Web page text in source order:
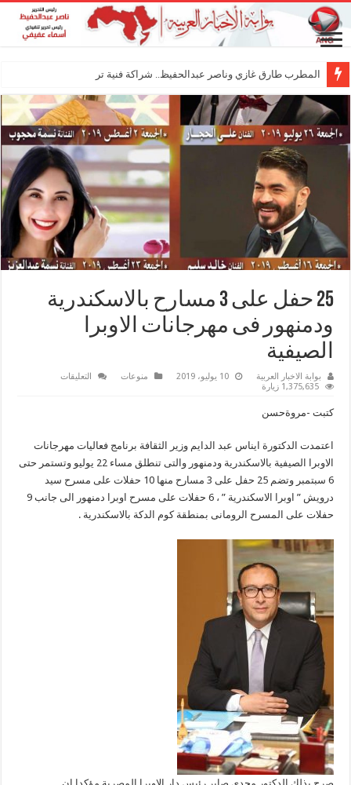
المطرب طارق غازي وناصر عبدالحفيظ.. شراكة فنية ترسم ملامح مستقبل
25 حفل على 3 مسارح بالاسكندرية
ودمنهور فى مهرجانات الاوبرا
الصيفية
بوابة الاخبار العربية 10 يوليو، 2019 منوعات التعليقات
ودمنهور
مهرجانات
الاوبرا
الصيفية
مغلقة
1,375,635 زيارة
كتبت -مروةحسن
اعتمدت الدكتورة ايناس عبد الدايم وزير الثقافة برنامج فعاليات مهرجانات
الاوبرا الصيفية بالاسكندرية ودمنهور والتى تنطلق مساء 22 يوليو وتستمر حتى
6 سبتمبر وتضم 25 حفل على 3 مسارح منها 10 حفلات على مسرح سيد
درويش ” اوبرا الاسكندرية ” ، 6 حفلات على مسرح اوبرا دمنهور الى جانب 9
حفلات على المسرح الرومانى بمنطقة كوم الدكة بالاسكندرية .